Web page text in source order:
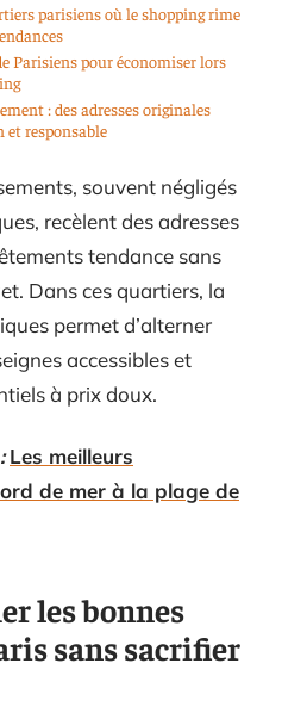
parisiens où le shopping rime
Parisiens pour économiser lors
: des adresses originales
et responsable
souvent négligés
recèlent des adresses
tendance sans
Dans ces quartiers, la
permet d’alterner
accessibles et
à prix doux.
Les meilleurs
de mer à la plage de
les bonnes
sans sacrifier